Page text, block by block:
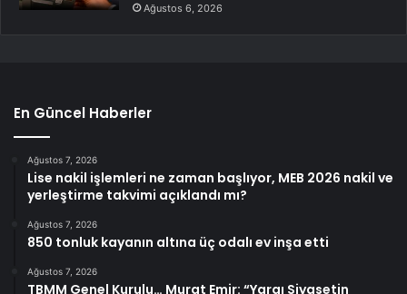
Ağustos 6, 2026
En Güncel Haberler
Ağustos 7, 2026
Lise nakil işlemleri ne zaman başlıyor, MEB 2026 nakil ve
yerleştirme takvimi açıklandı mı?
Ağustos 7, 2026
850 tonluk kayanın altına üç odalı ev inşa etti
Ağustos 7, 2026
TBMM Genel Kurulu… Murat Emir: “Yargı Siyasetin